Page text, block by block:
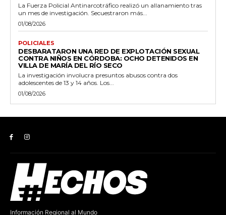
La Fuerza Policial Antinarcotráfico realizó un allanamiento tras
un mes de investigación. Secuestraron más...
01/08/2026
POLICIALES
DESBARATARON UNA RED DE EXPLOTACIÓN SEXUAL
CONTRA NIÑOS EN CÓRDOBA: OCHO DETENIDOS EN
VILLA DE MARÍA DEL RÍO SECO
La investigación involucra presuntos abusos contra dos
adolescentes de 13 y 14 años. Los...
01/08/2026
Información Regional al Mundo